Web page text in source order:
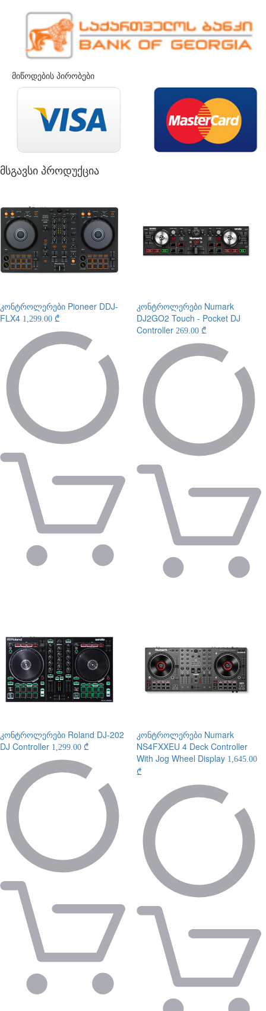
მიწოდების პირობები
მსგავსი პროდუქცია
კონტროლერები Pioneer DDJ-
FLX4 1,299.00 ₾
კონტროლერები Numark
DJ2GO2 Touch - Pocket DJ
Controller 269.00 ₾
კონტროლერები Roland DJ-202
DJ Controller 1,299.00 ₾
კონტროლერები Numark
NS4FXXEU 4 Deck Controller
With Jog Wheel Display 1,645.00
₾